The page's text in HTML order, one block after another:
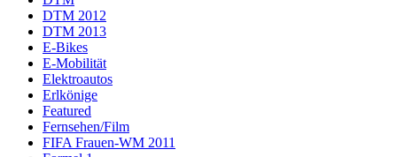
DTM 2012
DTM 2013
E-Bikes
E-Mobilität
Elektroautos
Erlkönige
Featured
Fernsehen/Film
FIFA Frauen-WM 2011